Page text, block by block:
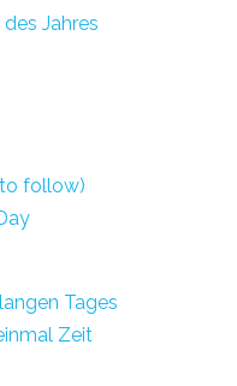
Jahres
follow)
Tages
Zeit